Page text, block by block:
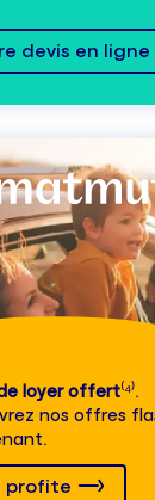
devis en ligne
de loyer offert⁽⁴⁾.
nos offres
profite